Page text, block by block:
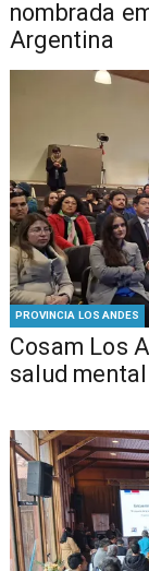
nombrada
Argentina
PROVINCIA LOS ANDES
Cosam Los
salud